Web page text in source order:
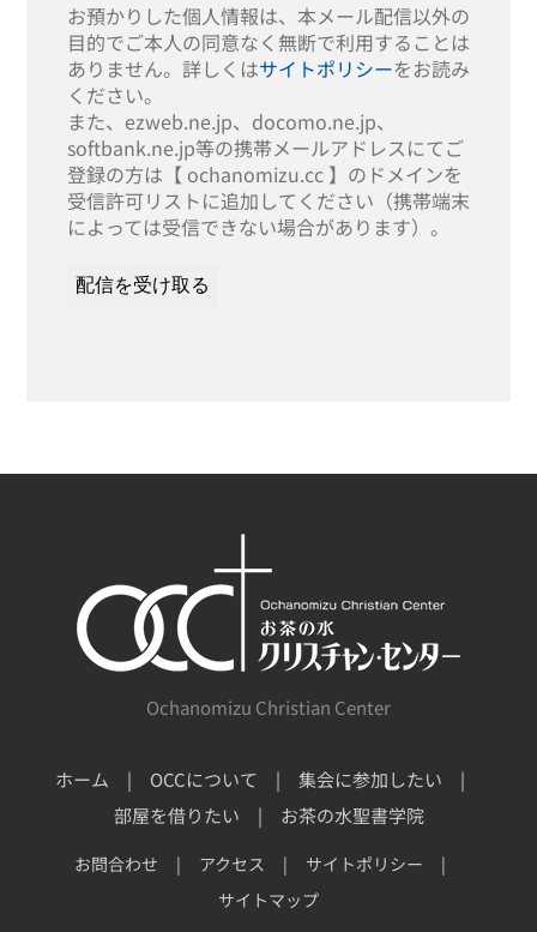
お預かりした個人情報は、本メール配信以外の
目的でご本人の同意なく無断で利用することは
ありません。詳しくはサイトポリシーをお読み
ください。
また、ezweb.ne.jp、docomo.ne.jp、
softbank.ne.jp等の携帯メールアドレスにてご
登録の方は【 ochanomizu.cc 】のドメインを
受信許可リストに追加してください（携帯端末
によっては受信できない場合があります）。
Ochanomizu Christian Center
ホーム OCCについて
集会に参加したい
部屋を借りたい
お茶の水聖書学院
お問合わせ アクセス
サイトポリシー
サイトマップ